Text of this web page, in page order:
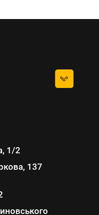
1/2
137